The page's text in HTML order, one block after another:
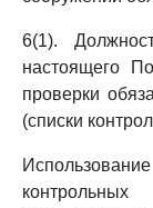
6(1).
настоящего
проверки
(списки